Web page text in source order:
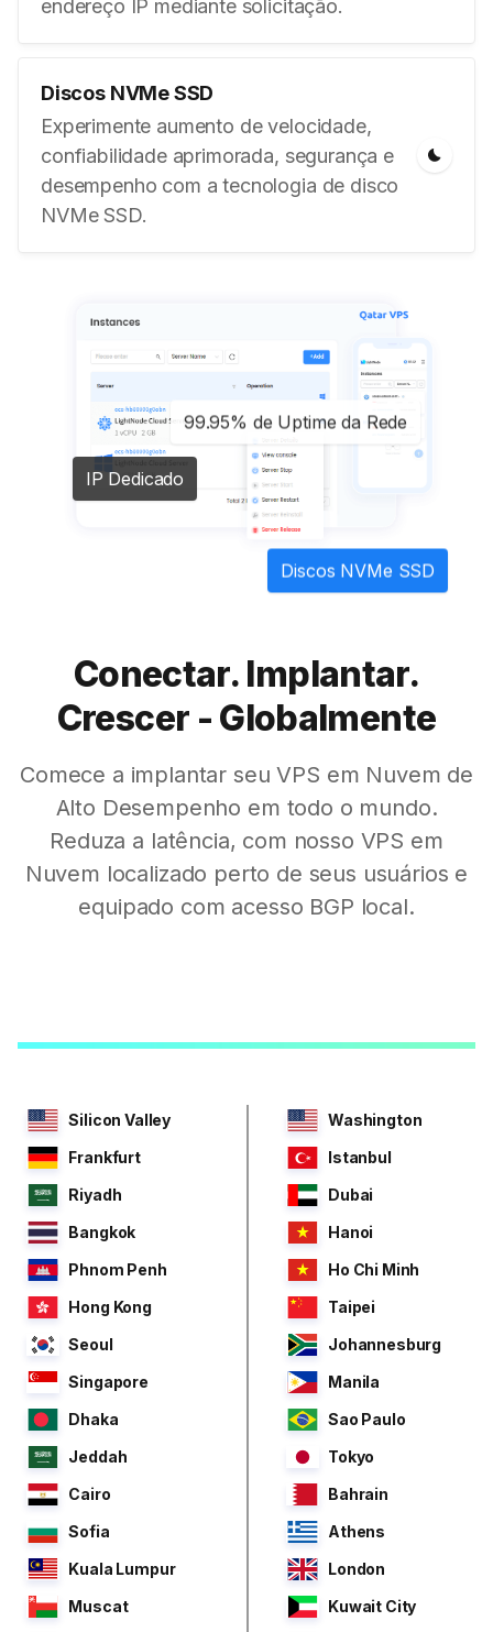
endereço IP mediante solicitação.
Discos NVMe SSD
Experimente aumento de velocidade,
confiabilidade aprimorada, segurança e
desempenho com a tecnologia de disco
NVMe SSD.
99.95% de Uptime da Rede
IP Dedicado
Discos NVMe SSD
Conectar. Implantar.
Crescer - Globalmente
Comece a implantar seu VPS em Nuvem de
Alto Desempenho em todo o mundo.
Reduza a latência, com nosso VPS em
Nuvem localizado perto de seus usuários e
equipado com acesso BGP local.
Silicon Valley
Washington
Frankfurt
Istanbul
Riyadh
Dubai
Bangkok
Hanoi
Phnom Penh
Ho Chi Minh
Hong Kong
Taipei
Seoul
Johannesburg
Singapore
Manila
Dhaka
Sao Paulo
Jeddah
Tokyo
Cairo
Bahrain
Sofia
Athens
Kuala Lumpur
London
Muscat
Kuwait City